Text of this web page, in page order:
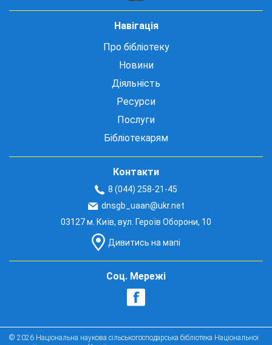
Навігація
Про бібліотеку
Новини
Діяльність
Ресурси
Послуги
Бібліотекарям
Контакти
8 (044) 258-21-45
dnsgb_uaan@ukr.net
03127 м. Київ, вул. Героїв Оборони, 10
Дивитись на мапі
Соц. Мережі
© 2026 Національна наукова сільськогосподарська бібліотека Національної